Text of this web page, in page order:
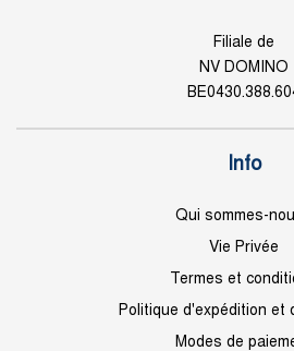
Filiale de
NV DOMINO
Info
Qui sommes-
Vie Privée
Termes et
Politique d'expédition et
Modes de